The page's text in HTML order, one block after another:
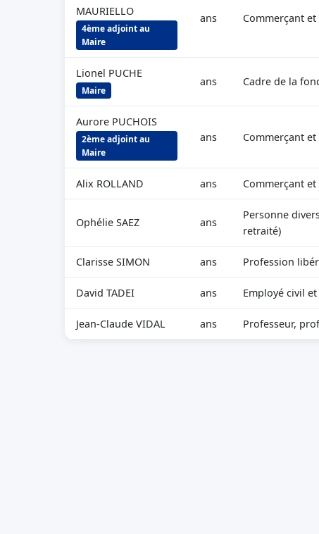
MAURIELLO
4ème adjoint au
Maire
ans Commerçant
Lionel PUCHE
Maire
ans Cadre de la
Aurore PUCHOIS
2ème adjoint au
Maire
ans Commerçant
Alix ROLLAND ans Commerçant
Ophélie SAEZ ans
Personne
retraité)
Clarisse SIMON ans Profession
David TADEI ans Employé civil
Jean-Claude VIDAL ans Professeur,